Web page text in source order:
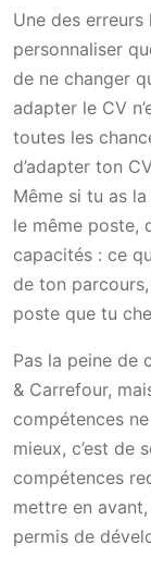
Une des
personnaliser
de ne changer
adapter le CV
toutes les
d’adapter ton
Même si tu as
le même poste,
capacités : ce
de ton
poste que tu
Pas la peine de
& Carrefour,
compétences
mieux, c’est de
compétences
mettre en
permis de